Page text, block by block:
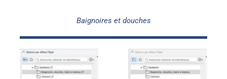
Baignoires et douches